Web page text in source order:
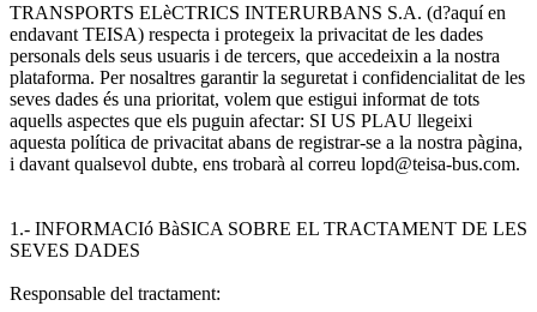
TRANSPORTS ELèCTRICS INTERURBANS S.A. (d?aquí en
endavant TEISA) respecta i protegeix la privacitat de les dades
personals dels seus usuaris i de tercers, que accedeixin a la nostra
plataforma. Per nosaltres garantir la seguretat i confidencialitat de les
seves dades és una prioritat, volem que estigui informat de tots
aquells aspectes que els puguin afectar: SI US PLAU llegeixi
aquesta política de privacitat abans de registrar-se a la nostra pàgina,
i davant qualsevol dubte, ens trobarà al correu lopd@teisa-bus.com.
1.- INFORMACIó BàSICA SOBRE EL TRACTAMENT DE LES
SEVES DADES
Responsable del tractament: